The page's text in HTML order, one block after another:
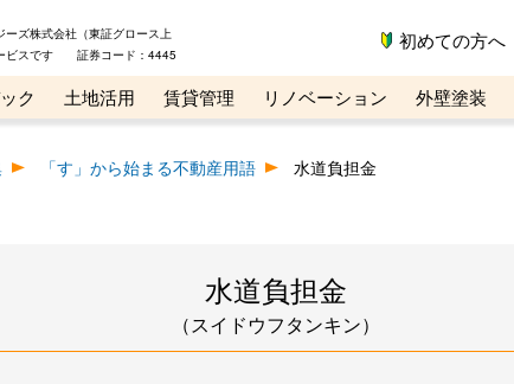
ーズ株式会社（東証グロース上
ビスです 証券コード：4445
初めての方へ
ク 土地活用 賃貸管理 リノベーション 外壁塗装
ライン講座 リビンマガジンBiz 不動産売却ご相談デスク
「す」から始まる不動産用語 水道負担金
水道負担金
（スイドウフタンキン）